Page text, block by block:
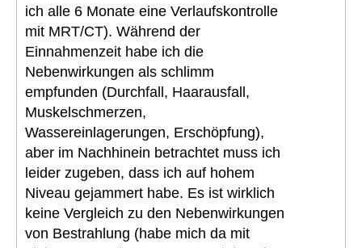
ich alle 6 Monate eine Verlaufskontrolle
mit MRT/CT). Während der
Einnahmenzeit habe ich die
Nebenwirkungen als schlimm
empfunden (Durchfall, Haarausfall,
Muskelschmerzen,
Wassereinlagerungen, Erschöpfung),
aber im Nachhinein betrachtet muss ich
leider zugeben, dass ich auf hohem
Niveau gejammert habe. Es ist wirklich
keine Vergleich zu den Nebenwirkungen
von Bestrahlung (habe mich da mit